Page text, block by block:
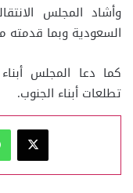
وأشاد المجلس
السعودية وبما قدمته
كما دعا المجلس
تطلعات أبناء الجنوب.
‫X